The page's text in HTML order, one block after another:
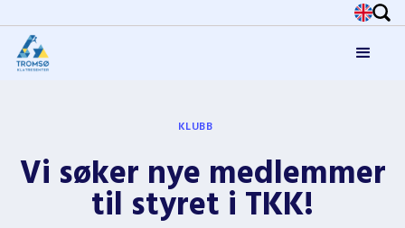
KLUBB
Vi søker nye medlemmer
til styret i TKK!